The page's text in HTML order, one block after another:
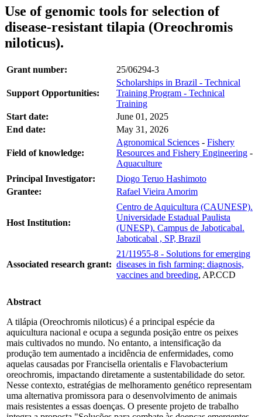
Use of genomic tools for selection of
disease-resistant tilapia (Oreochromis
niloticus).
Grant number: 25/06294-3
Support Opportunities:
Scholarships in Brazil - Technical
Training Program - Technical
Training
Start date:
June 01, 2025
End date:
May 31, 2026
Field of knowledge:
Agronomical Sciences - Fishery
Resources and Fishery Engineering -
Aquaculture
Principal Investigator:
Diogo Teruo Hashimoto
Grantee:
Rafael Vieira Amorim
Host Institution:
Centro de Aquicultura (CAUNESP).
Universidade Estadual Paulista
(UNESP). Campus de Jaboticabal.
Jaboticabal , SP, Brazil
Associated research grant:
21/11955-8 - Solutions for emerging
diseases in fish farming: diagnosis,
vaccines and breeding, AP.CCD
Abstract
A tilápia (Oreochromis niloticus) é a principal espécie da
aquicultura nacional e ocupa a segunda posição entre os peixes
mais cultivados no mundo. No entanto, a intensificação da
produção tem aumentado a incidência de enfermidades, como
aquelas causadas por Francisella orientalis e Flavobacterium
oreochromis, impactando diretamente a sustentabilidade do setor.
Nesse contexto, estratégias de melhoramento genético representam
uma alternativa promissora para o desenvolvimento de animais
mais resistentes a essas doenças. O presente projeto de trabalho